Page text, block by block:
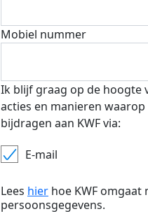
Mobiel nummer
Ik blijf graag op de hoogte
acties en manieren waarop
bijdragen aan KWF via:
E-mail
Lees hier hoe KWF omgaat
persoonsgegevens.